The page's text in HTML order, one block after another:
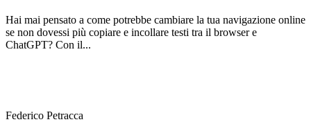
Hai mai pensato a come potrebbe cambiare la tua navigazione online
se non dovessi più copiare e incollare testi tra il browser e
ChatGPT? Con il...
Federico Petracca